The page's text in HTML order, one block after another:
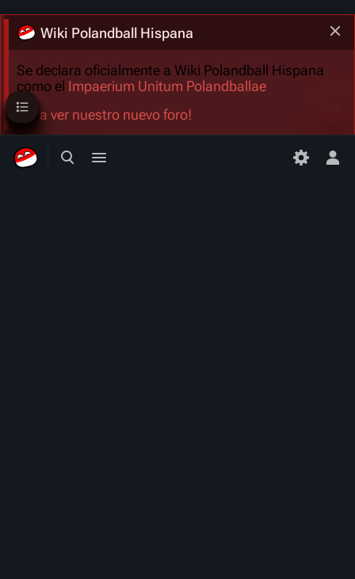
Búsqueda alternativa
Menú alternativo
Wiki Polandball Hispana
Se declara oficialmente a Wiki Polandball Hispana
como el Impaerium Unitum Polandballae
¡Ve a ver nuestro nuevo foro!
Sumario